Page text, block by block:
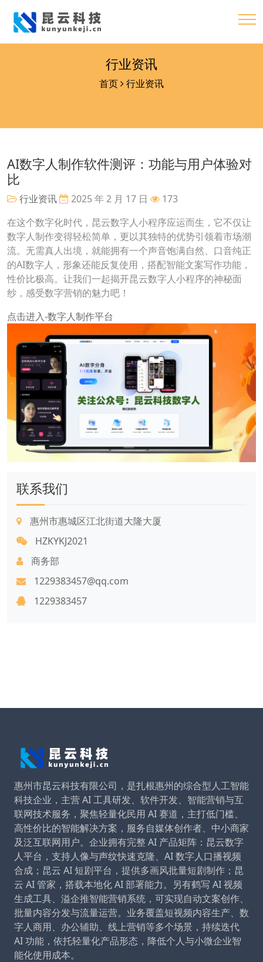
行业资讯
首页 行业资讯
AI数字人制作软件测评：功能与用户体验对
比
行业资讯 2025 年 2 月 17 日
173
在这个数字化时代，昆云数字人小程序应运而生，它不仅让
数字人制作变得轻松简单，更以其独特的优势引领着市场潮
流。无需真人出境，就能拥有一个声音饱满自然、口音纯正
的AI数字人，形象还能反复使用，搭配智能文案写作功能，
性价比极高。让我们一起揭开昆云数字人小程序的神秘面
纱，感受数字营销的魅力吧！
点击进入-数字人制作平台
联系我们
惠州市惠城区江北街道大隆大厦
HZKYKJ2021
商务部
1229383457@qq.com
1229383457
惠州市昆云科技有限公司，是扎根惠州的综合型人工智能
科技企业，主营 AI 工具研发、软件开发、智能营销与互
联网技术服务，聚焦轻量化民用 AI 赛道，主打低门槛、
高性价比的智能解决方案，服务自媒体创作者、中小商家
及泛互联网用户。企业拥有完整 AI 产品矩阵：昆云数字
人平台，支持人像与声纹快速克隆、AI 数字人口播视频
合成；昆云 AI 短剧平台，提供多画风批量短剧制作；昆
云 AI 管家，搭载本地化 AI 部署能力。另有鹤写 AI 视频
生成工具、溢企推智能营销系统，可实现自动文案创作、
批量内容分发与流量运营。业务覆盖短视频内容生产、数
字人商用、办公辅助、线上营销等多个场景，持续迭代
AI 功能，依托轻量化产品形态，降低个人与小微企业智
能化使用成本。